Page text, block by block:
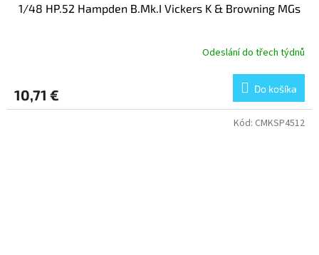
1/48 HP.52 Hampden B.Mk.I Vickers K & Browning MGs
Odeslání do třech týdnů
10,71 € Do košíka
Kód: CMKSP4512